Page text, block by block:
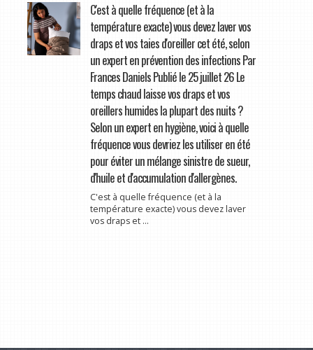
C'est à quelle fréquence (et à la
température exacte) vous devez laver vos
draps et vos taies d'oreiller cet été, selon
un expert en prévention des infections Par
Frances Daniels Publié le 25 juillet 26 Le
temps chaud laisse vos draps et vos
oreillers humides la plupart des nuits ?
Selon un expert en hygiène, voici à quelle
fréquence vous devriez les utiliser en été
pour éviter un mélange sinistre de sueur,
d'huile et d'accumulation d'allergènes.
C'est à quelle fréquence (et à la
température exacte) vous devez laver
vos draps et ...